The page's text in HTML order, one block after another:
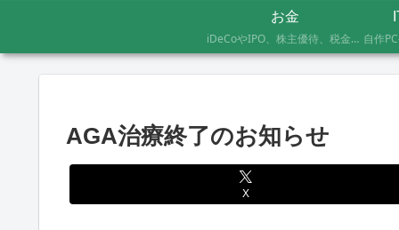
お金
iDeCoやIPO、株主優待、税金のお得な支払い方法まで、AFP資格を持つ管理人が実際に体験したお金の記録です。証券会社の手続きにかかった日数や失敗談など、体験した人にしかわからないリアルな情報をお届けします。
AGA治療終了のお知らせ
X